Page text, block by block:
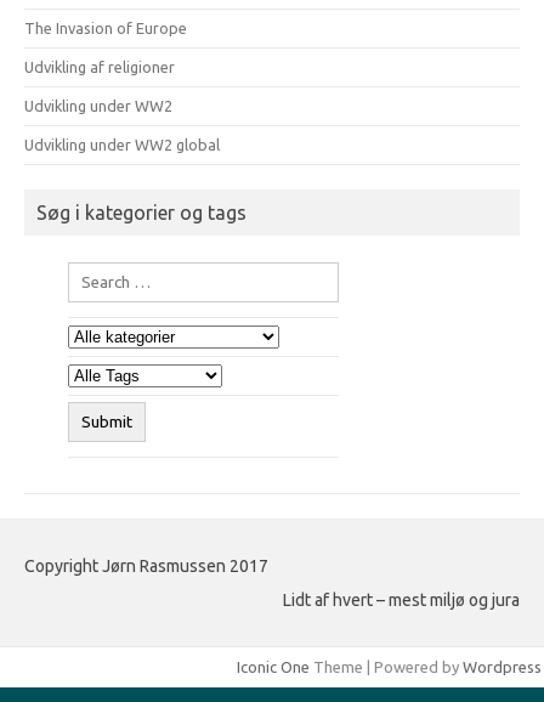
The Invasion of Europe
Udvikling af religioner
Udvikling under WW2
Udvikling under WW2 global
Søg i kategorier og tags
Copyright Jørn Rasmussen 2017
Lidt af hvert – mest miljø og jura
Iconic One Theme | Powered by Wordpress